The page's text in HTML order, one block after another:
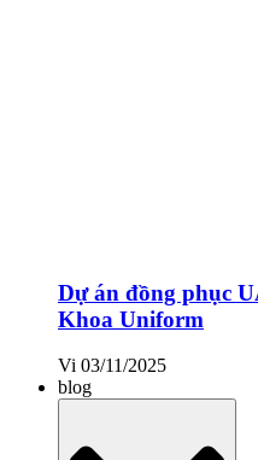
Dự án đồng phục
Khoa Uniform
Vi 03/11/2025
blog